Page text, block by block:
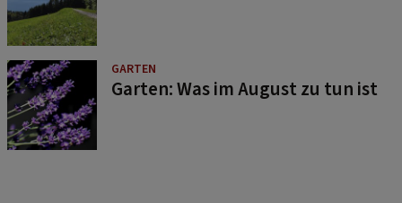
GARTEN
Garten: Was im August zu tun ist